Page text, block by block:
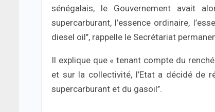
sénégalais, le Gouvernement avait
supercarburant, l’essence ordinaire,
diesel oil’’, rappelle le Secrétariat
Il explique que « tenant compte du
et sur la collectivité, l’Etat a décidé de
supercarburant et du gasoil’’.